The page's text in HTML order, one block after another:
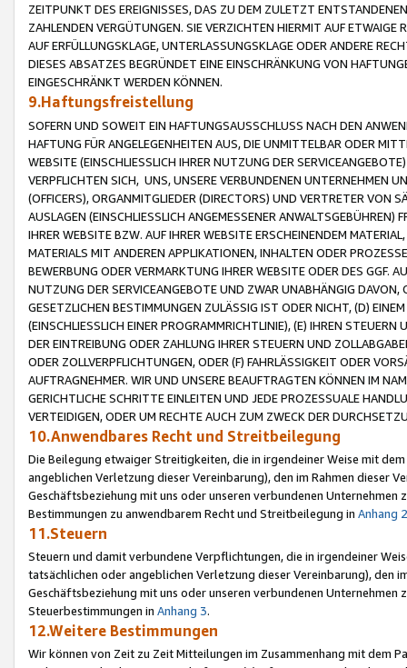
ZEITPUNKT DES EREIGNISSES, DAS ZU DEM ZULETZT
ZAHLENDEN VERGÜTUNGEN. SIE VERZICHTEN HIERMIT AUF
AUF ERFÜLLUNGSKLAGE, UNTERLASSUNGSKLAGE ODER ANDERE
DIESES ABSATZES BEGRÜNDET EINE EINSCHRÄNKUNG VON
EINGESCHRÄNKT WERDEN KÖNNEN.
9.Haftungsfreistellung
SOFERN UND SOWEIT EIN HAFTUNGSAUSSCHLUSS NACH DEN
HAFTUNG FÜR ANGELEGENHEITEN AUS, DIE UNMITTELBAR ODER
WEBSITE (EINSCHLIESSLICH IHRER NUTZUNG DER
VERPFLICHTEN SICH, UNS, UNSERE VERBUNDENEN UNTERNEHMEN
(OFFICERS), ORGANMITGLIEDER (DIRECTORS) UND VERTRETER VON
AUSLAGEN (EINSCHLIESSLICH ANGEMESSENER
IHRER WEBSITE BZW. AUF IHRER WEBSITE ERSCHEINENDEM
MATERIALS MIT ANDEREN APPLIKATIONEN, INHALTEN ODER
BEWERBUNG ODER VERMARKTUNG IHRER WEBSITE ODER DES GGF.
NUTZUNG DER SERVICEANGEBOTE UND ZWAR UNABHÄNGIG
GESETZLICHEN BESTIMMUNGEN ZULÄSSIG IST ODER NICHT, (D)
(EINSCHLIESSLICH EINER PROGRAMMRICHTLINIE), (E) IHREN
DER EINTREIBUNG ODER ZAHLUNG IHRER STEUERN UND
ODER ZOLLVERPFLICHTUNGEN, ODER (F) FAHRLÄSSIGKEIT ODER
AUFTRAGNEHMER. WIR UND UNSERE BEAUFTRAGTEN KÖNNEN IM
GERICHTLICHE SCHRITTE EINLEITEN UND JEDE PROZESSUALE
VERTEIDIGEN, ODER UM RECHTE AUCH ZUM ZWECK DER
10.Anwendbares Recht und Streitbeilegung
Die Beilegung etwaiger Streitigkeiten, die in irgendeiner Weise mit
angeblichen Verletzung dieser Vereinbarung), den im Rahmen dieser
Geschäftsbeziehung mit uns oder unseren verbundenen
Bestimmungen zu anwendbarem Recht und Streitbeilegung in Anhang 2
11.Steuern
Steuern und damit verbundene Verpflichtungen, die in irgendeiner
tatsächlichen oder angeblichen Verletzung dieser Vereinbarung), den
Geschäftsbeziehung mit uns oder unseren verbundenen
Steuerbestimmungen in Anhang 3.
12.Weitere Bestimmungen
Wir können von Zeit zu Zeit Mitteilungen im Zusammenhang mit dem